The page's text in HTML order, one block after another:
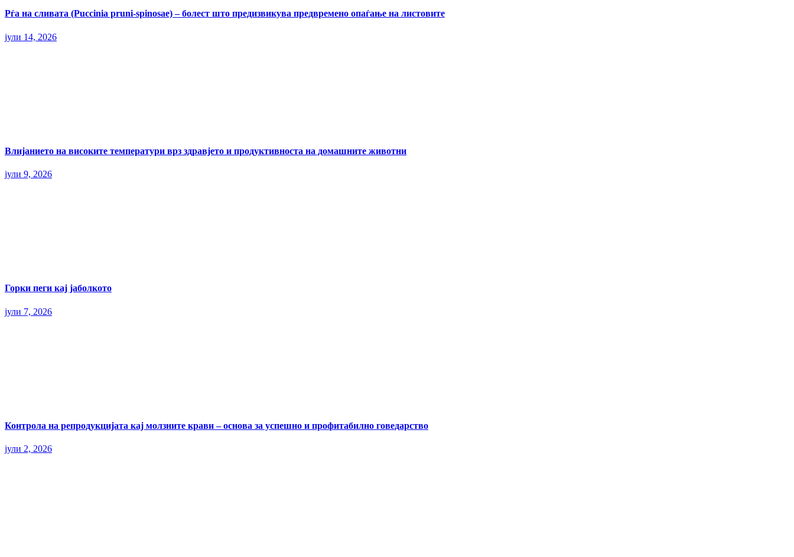
Рѓа на сливата (Puccinia pruni-spinosae) – болест што предизвикува предвремено опаѓање на листовите
јули 14, 2026
Влијанието на високите температури врз здравјето и продуктивноста на домашните животни
јули 9, 2026
Горки пеги кај јаболкото
јули 7, 2026
Контрола на репродукцијата кај молзните крави – основа за успешно и профитабилно говедарство
јули 2, 2026